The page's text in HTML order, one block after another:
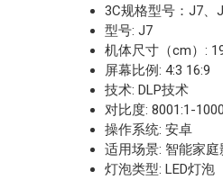
3C规格型号：J7、
型号: J7
机体尺寸（cm）:
屏幕比例: 4:3 16:9
技术: DLP技术
对比度: 8001:1-
操作系统: 安卓
适用场景: 智能家
灯泡类型: LED灯泡